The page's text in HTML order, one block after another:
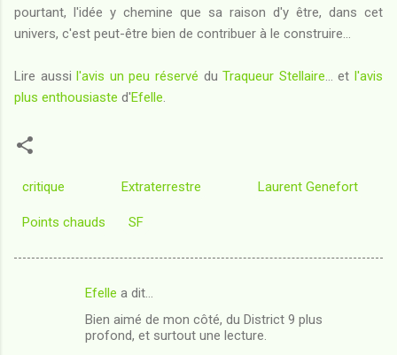
pourtant, l'idée y chemine que sa raison d'y être, dans cet
univers, c'est peut-être bien de contribuer à le construire...
Lire aussil'avis un peu réservé duTraqueur Stellaire ... etl'avis
plus enthousiaste d'Efelle
critique Extraterrestre Laurent Genefort
Points chauds SF
Efelle a dit…
Bien aimé de mon côté, du District 9 plus
profond, et surtout une lecture.